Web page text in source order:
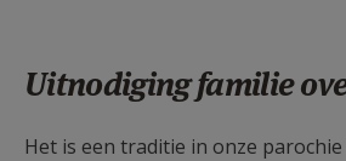
Uitnodiging familie
Het is een traditie in onze